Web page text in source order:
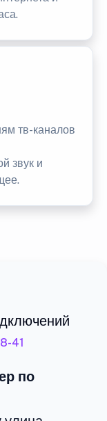
тв-каналов
звук и
41
по